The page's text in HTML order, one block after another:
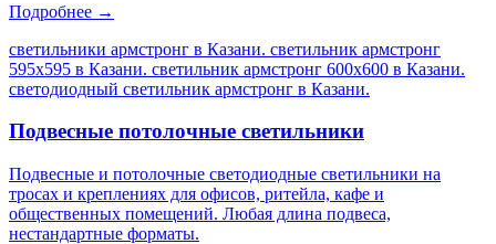
Подробнее →
светильники армстронг в Казани. светильник армстронг
595х595 в Казани. светильник армстронг 600х600 в Казани.
светодиодный светильник армстронг в Казани.
Подвесные потолочные светильники
Подвесные и потолочные светодиодные светильники на
тросах и креплениях для офисов, ритейла, кафе и
общественных помещений. Любая длина подвеса,
нестандартные форматы.